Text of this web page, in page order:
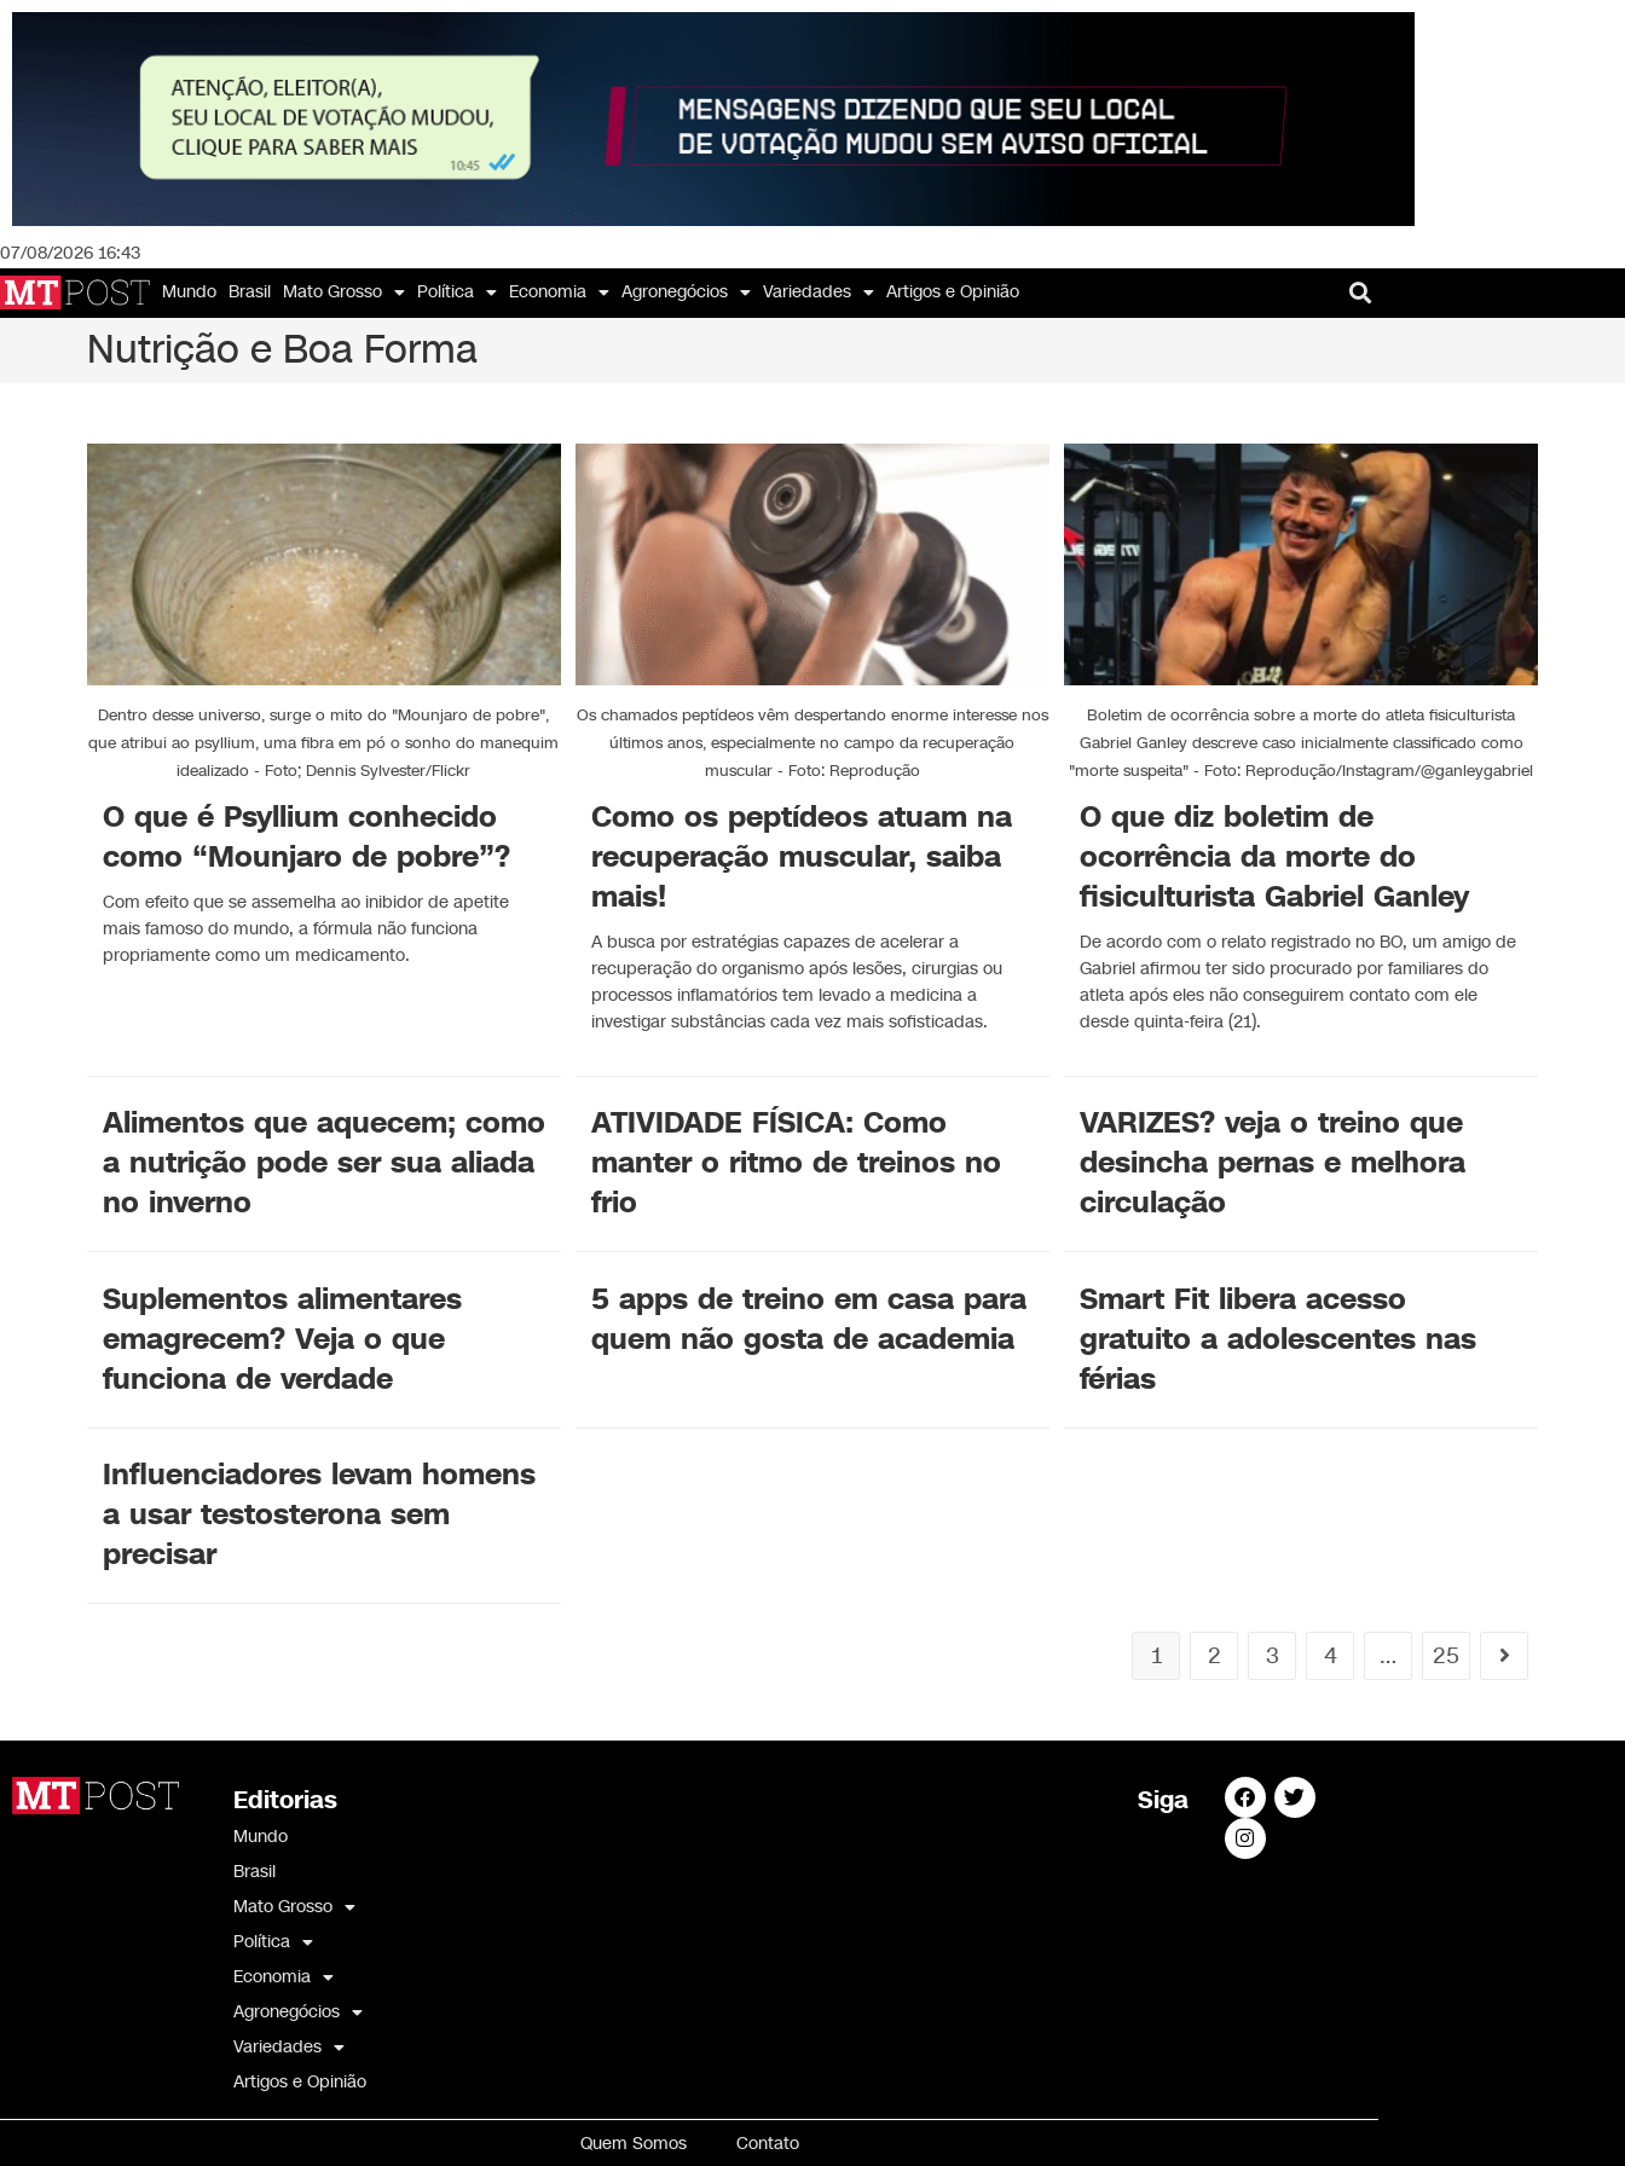
07/08/2026 16:43
Mundo Brasil Mato Grosso Política Economia Agronegócios Variedades Artigos e Opinião
Nutrição e Boa Forma
Dentro desse universo, surge o mito do "Mounjaro de pobre",
que atribui ao psyllium, uma fibra em pó o sonho do manequim
idealizado - Foto; Dennis Sylvester/Flickr
O que é Psyllium conhecido
como “Mounjaro de pobre”?
Com efeito que se assemelha ao inibidor de apetite
mais famoso do mundo, a fórmula não funciona
propriamente como um medicamento.
Os chamados peptídeos vêm despertando enorme interesse nos
últimos anos, especialmente no campo da recuperação
muscular - Foto: Reprodução
Como os peptídeos atuam na
recuperação muscular, saiba
mais!
A busca por estratégias capazes de acelerar a
recuperação do organismo após lesões, cirurgias ou
processos inflamatórios tem levado a medicina a
investigar substâncias cada vez mais sofisticadas.
Boletim de ocorrência sobre a morte do atleta fisiculturista
Gabriel Ganley descreve caso inicialmente classificado como
"morte suspeita" - Foto: Reprodução/Instagram/@ganleygabriel
O que diz boletim de
ocorrência da morte do
fisiculturista Gabriel Ganley
De acordo com o relato registrado no BO, um amigo de
Gabriel afirmou ter sido procurado por familiares do
atleta após eles não conseguirem contato com ele
desde quinta-feira (21).
Alimentos que aquecem; como
a nutrição pode ser sua aliada
no inverno
ATIVIDADE FÍSICA: Como
manter o ritmo de treinos no
frio
VARIZES? veja o treino que
desincha pernas e melhora
circulação
Suplementos alimentares
emagrecem? Veja o que
funciona de verdade
5 apps de treino em casa para
quem não gosta de academia
Smart Fit libera acesso
gratuito a adolescentes nas
férias
Influenciadores levam homens
a usar testosterona sem
precisar
1 2 3 4 … 25
Editorias
Mundo
Brasil
Mato Grosso
Política
Economia
Agronegócios
Variedades
Artigos e Opinião
Siga
Quem Somos Contato